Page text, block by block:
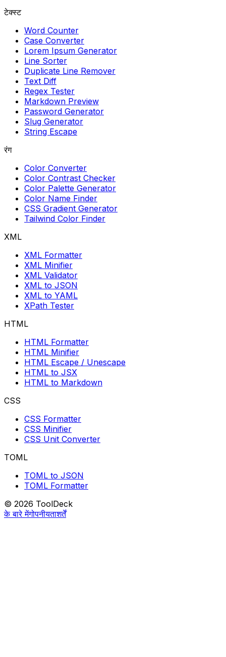
टेक्स्ट
Word Counter
Case Converter
Lorem Ipsum Generator
Line Sorter
Duplicate Line Remover
Text Diff
Regex Tester
Markdown Preview
Password Generator
Slug Generator
String Escape
रंग
Color Converter
Color Contrast Checker
Color Palette Generator
Color Name Finder
CSS Gradient Generator
Tailwind Color Finder
XML
XML Formatter
XML Minifier
XML Validator
XML to JSON
XML to YAML
XPath Tester
HTML
HTML Formatter
HTML Minifier
HTML Escape / Unescape
HTML to JSX
HTML to Markdown
CSS
CSS Formatter
CSS Minifier
CSS Unit Converter
TOML
TOML to JSON
TOML Formatter
© 2026 ToolDeck
के बारे मेंगोपनीयताशर्तें